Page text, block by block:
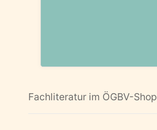
Fachliteratur im ÖGBV-Shop